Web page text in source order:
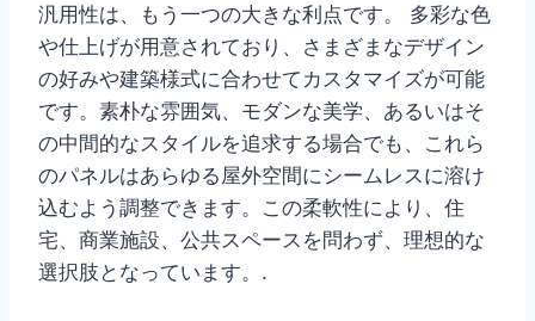
汎用性は、もう一つの大きな利点です。 多彩な色
や仕上げが用意されており、さまざまなデザイン
の好みや建築様式に合わせてカスタマイズが可能
です。素朴な雰囲気、モダンな美学、あるいはそ
の中間的なスタイルを追求する場合でも、これら
のパネルはあらゆる屋外空間にシームレスに溶け
込むよう調整できます。この柔軟性により、住
宅、商業施設、公共スペースを問わず、理想的な
選択肢となっています。.